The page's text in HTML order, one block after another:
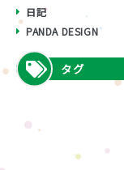
日記
PANDA DESIGN
タグ